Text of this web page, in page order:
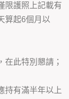
限護照上記載有
算起6個月以
在此特別懇請；
持有滿半年以上